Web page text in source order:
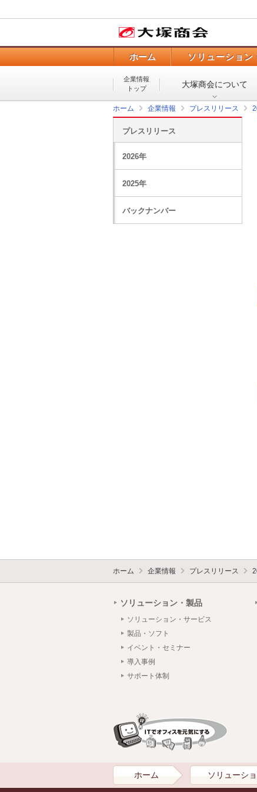
ホーム ソリューション
企業情報
トップ
大塚商会について
ホーム 企業情報 プレスリリース
プレスリリース
2026年
2025年
バックナンバー
ホーム 企業情報 プレスリリース
ソリューション・製品
ソリューション・サービス
製品・ソフト
イベント・セミナー
導入事例
サポート体制
ホーム ソリューシ